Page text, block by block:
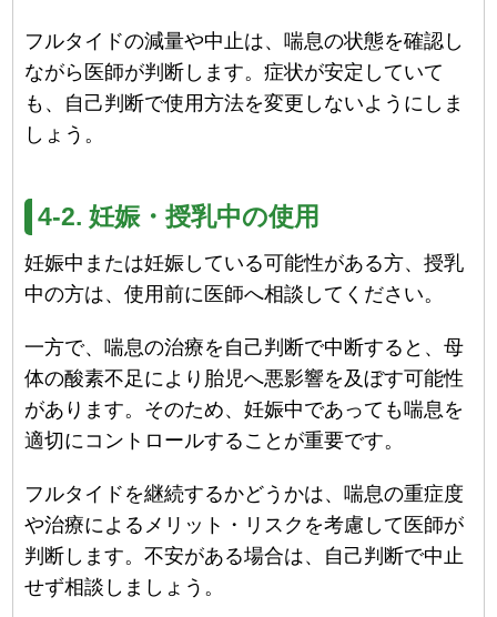
フルタイドの減量や中止は、喘息の状態を確認し
ながら医師が判断します。症状が安定していて
も、自己判断で使用方法を変更しないようにしま
しょう。
4-2. 妊娠・授乳中の使用
妊娠中または妊娠している可能性がある方、授乳
中の方は、使用前に医師へ相談してください。
一方で、喘息の治療を自己判断で中断すると、母
体の酸素不足により胎児へ悪影響を及ぼす可能性
があります。そのため、妊娠中であっても喘息を
適切にコントロールすることが重要です。
フルタイドを継続するかどうかは、喘息の重症度
や治療によるメリット・リスクを考慮して医師が
判断します。不安がある場合は、自己判断で中止
せず相談しましょう。